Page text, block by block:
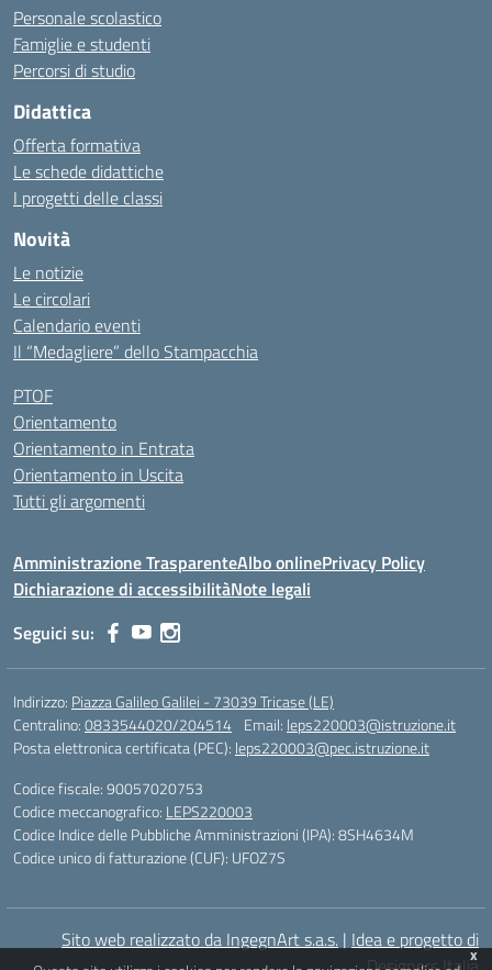
Personale scolastico
Famiglie e studenti
Percorsi di studio
Didattica
Offerta formativa
Le schede didattiche
I progetti delle classi
Novità
Le notizie
Le circolari
Calendario eventi
Il “Medagliere” dello Stampacchia
PTOF
Orientamento
Orientamento in Entrata
Orientamento in Uscita
Tutti gli argomenti
Amministrazione TrasparenteAlbo onlinePrivacy Policy
Dichiarazione di accessibilitàNote legali
Seguici su:
Indirizzo: Piazza Galileo Galilei - 73039 Tricase (LE)
Centralino:0833544020/204514 Email: leps220003@istruzione.it
Posta elettronica certificata (PEC): leps220003@pec.istruzione.it
Codice fiscale: 90057020753
Codice meccanografico: LEPS220003
Codice Indice delle Pubbliche Amministrazioni (IPA): 8SH4634M
Codice unico di fatturazione (CUF): UFOZ7S
Sito web realizzato da IngegnArt s.a.s. | Idea e progetto di
x